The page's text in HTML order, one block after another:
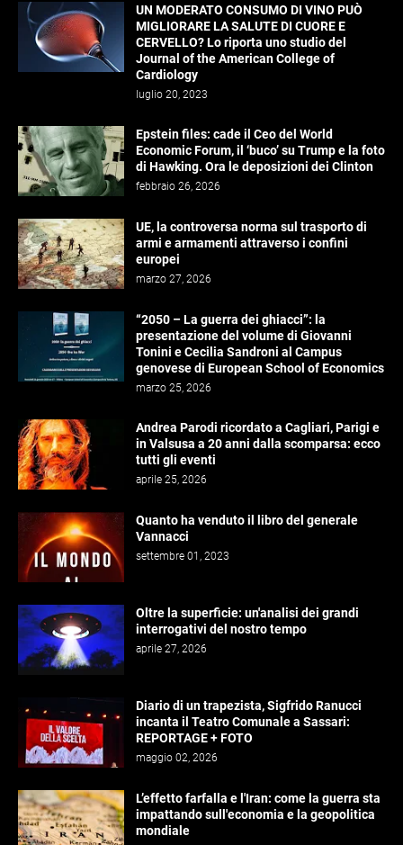
UN MODERATO CONSUMO DI VINO PUÒ
MIGLIORARE LA SALUTE DI CUORE E
CERVELLO? Lo riporta uno studio del
Journal of the American College of
Cardiology
luglio 20, 2023
Epstein files: cade il Ceo del World
Economic Forum, il ‘buco’ su Trump e la foto
di Hawking. Ora le deposizioni dei Clinton
febbraio 26, 2026
UE, la controversa norma sul trasporto di
armi e armamenti attraverso i confini
europei
marzo 27, 2026
“2050 – La guerra dei ghiacci”: la
presentazione del volume di Giovanni
Tonini e Cecilia Sandroni al Campus
genovese di European School of Economics
marzo 25, 2026
Andrea Parodi ricordato a Cagliari, Parigi e
in Valsusa a 20 anni dalla scomparsa: ecco
tutti gli eventi
aprile 25, 2026
Quanto ha venduto il libro del generale
Vannacci
settembre 01, 2023
Oltre la superficie: un'analisi dei grandi
interrogativi del nostro tempo
aprile 27, 2026
Diario di un trapezista, Sigfrido Ranucci
incanta il Teatro Comunale a Sassari:
REPORTAGE + FOTO
maggio 02, 2026
L’effetto farfalla e l'Iran: come la guerra sta
impattando sull'economia e la geopolitica
mondiale